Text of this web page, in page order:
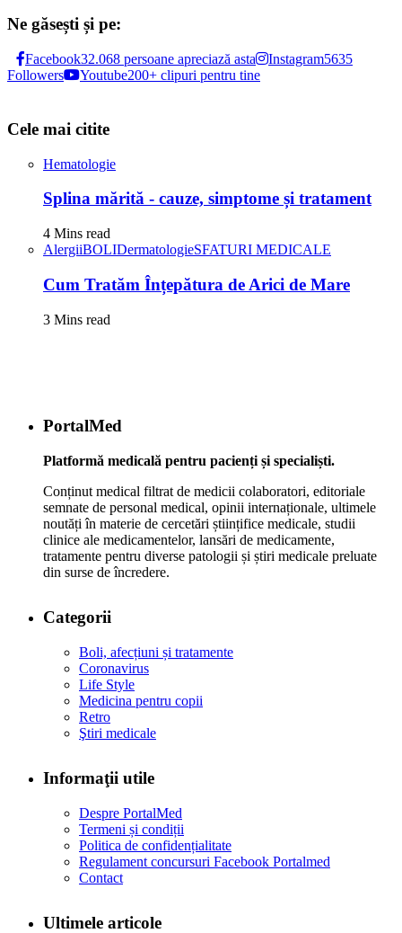
Ne găsești și pe:
Facebook32.068 persoane apreciază asta Instagram5635
Followers
Youtube200+ clipuri pentru tine
Cele mai citite
Hematologie
Splina mărită - cauze, simptome și tratament
4 Mins read
AlergiiBOLIDermatologieSFATURI MEDICALE
Cum Tratăm Înțepătura de Arici de Mare
3 Mins read
PortalMed
Platformă medicală pentru pacienți și specialiști.
Conținut medical filtrat de medicii colaboratori, editoriale
semnate de personal medical, opinii internaționale, ultimele
noutăți în materie de cercetări științifice medicale, studii
clinice ale medicamentelor, lansări de medicamente,
tratamente pentru diverse patologii și știri medicale preluate
din surse de încredere.
Categorii
Boli, afecțiuni și tratamente
Coronavirus
Life Style
Medicina pentru copii
Retro
Ştiri medicale
Informaţii utile
Despre PortalMed
Termeni și condiții
Politica de confidențialitate
Regulament concursuri Facebook Portalmed
Contact
Ultimele articole